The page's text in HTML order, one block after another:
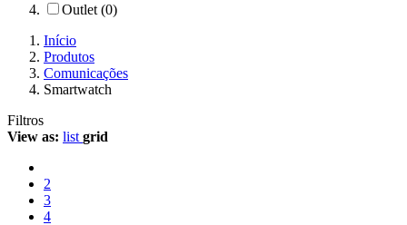
Outlet (0)
Início
Produtos
Comunicações
Smartwatch
Filtros
View as: list grid
2
3
4